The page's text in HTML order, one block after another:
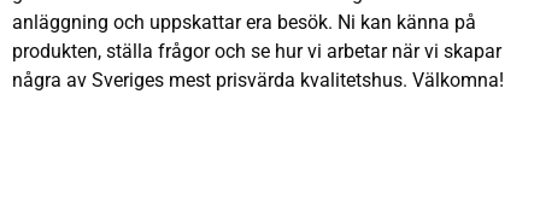
anläggning och uppskattar era besök. Ni kan känna på
produkten, ställa frågor och se hur vi arbetar när vi skapar
några av Sveriges mest prisvärda kvalitetshus. Välkomna!